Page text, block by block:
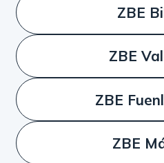
ZBE
ZBE
ZBE
ZBE